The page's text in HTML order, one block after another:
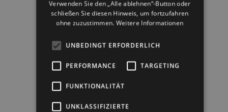
Verwenden Sie den „Alle ablehnen“-Button oder
schließen Sie diesen Hinweis, um fortzufahren
ohne zuzustimmen.Weitere Informationen
UNBEDINGT ERFORDERLICH
PERFORMANCE TARGETING
FUNKTIONALITÄT
UNKLASSIFIZIERTE